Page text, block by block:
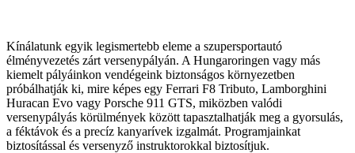
Kínálatunk egyik legismertebb eleme a szupersportautó
élményvezetés zárt versenypályán. A Hungaroringen vagy más
kiemelt pályáinkon vendégeink biztonságos környezetben
próbálhatják ki, mire képes egy Ferrari F8 Tributo, Lamborghini
Huracan Evo vagy Porsche 911 GTS, miközben valódi
versenypályás körülmények között tapasztalhatják meg a gyorsulás,
a féktávok és a precíz kanyarívek izgalmát. Programjainkat
biztosítással és versenyző instruktorokkal biztosítjuk.